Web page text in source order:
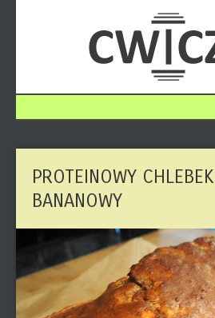
PROTEINOWY CHLEBEK
BANANOWY